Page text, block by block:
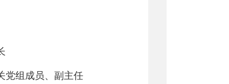
党组 成员、副主任